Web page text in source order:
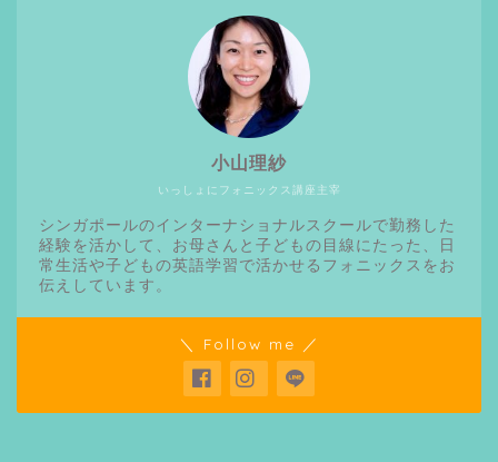
いっしょにフォニックス講座主宰
小山理紗
シンガポールのインターナショナルスクールで勤務した
経験を活かして、お母さんと子どもの目線にたった、日
常生活や子どもの英語学習で活かせるフォニックスをお
伝えしています。
＼ Follow me ／